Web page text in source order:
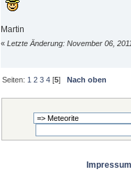
Martin
« Letzte Änderung: November 06,
Seiten:1 2 3 4 [5] Nach oben
Impressum